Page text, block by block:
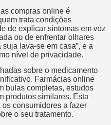
compras online é
trata condições
de explicar sintomas em voz
ou de enfrentar olhares
lava-se em casa”, e a
nível de privacidade.
sobre o medicamento
Farmácias online
bulas completas, estudos
produtos similares. Esta
consumidores a fazer
o seu tratamento.